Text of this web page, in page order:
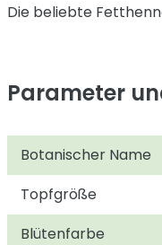
Die beliebte
Parameter
Botanischer Name
Topfgröße
Blütenfarbe